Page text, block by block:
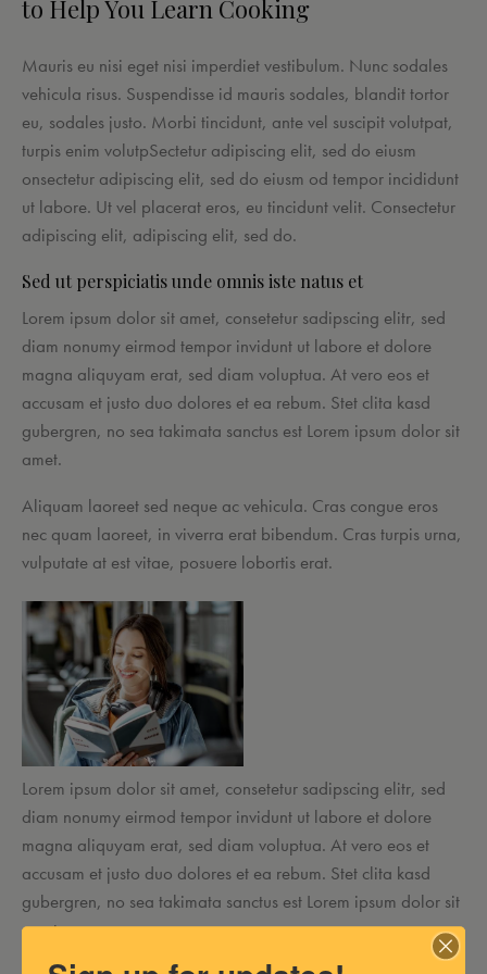
to Help You Learn Cooking
Mauris eu nisi eget nisi imperdiet vestibulum. Nunc sodales
vehicula risus. Suspendisse id mauris sodales, blandit tortor
eu, sodales justo. Morbi tincidunt, ante vel suscipit volutpat,
turpis enim volutpSectetur adipiscing elit, sed do eiusm
onsectetur adipiscing elit, sed do eiusm od tempor incididunt
ut labore. Ut vel placerat eros, eu tincidunt velit. Consectetur
adipiscing elit, adipiscing elit, sed do.
Sed ut perspiciatis unde omnis iste natus et
Lorem ipsum dolor sit amet, consetetur sadipscing elitr, sed
diam nonumy eirmod tempor invidunt ut labore et dolore
magna aliquyam erat, sed diam voluptua. At vero eos et
accusam et justo duo dolores et ea rebum. Stet clita kasd
gubergren, no sea takimata sanctus est Lorem ipsum dolor sit
amet.
Aliquam laoreet sed neque ac vehicula. Cras congue eros
nec quam laoreet, in viverra erat bibendum. Cras turpis urna,
vulputate at est vitae, posuere lobortis erat.
Lorem ipsum dolor sit amet, consetetur sadipscing elitr, sed
diam nonumy eirmod tempor invidunt ut labore et dolore
magna aliquyam erat, sed diam voluptua. At vero eos et
accusam et justo duo dolores et ea rebum. Stet clita kasd
gubergren, no sea takimata sanctus est Lorem ipsum dolor sit
amet.